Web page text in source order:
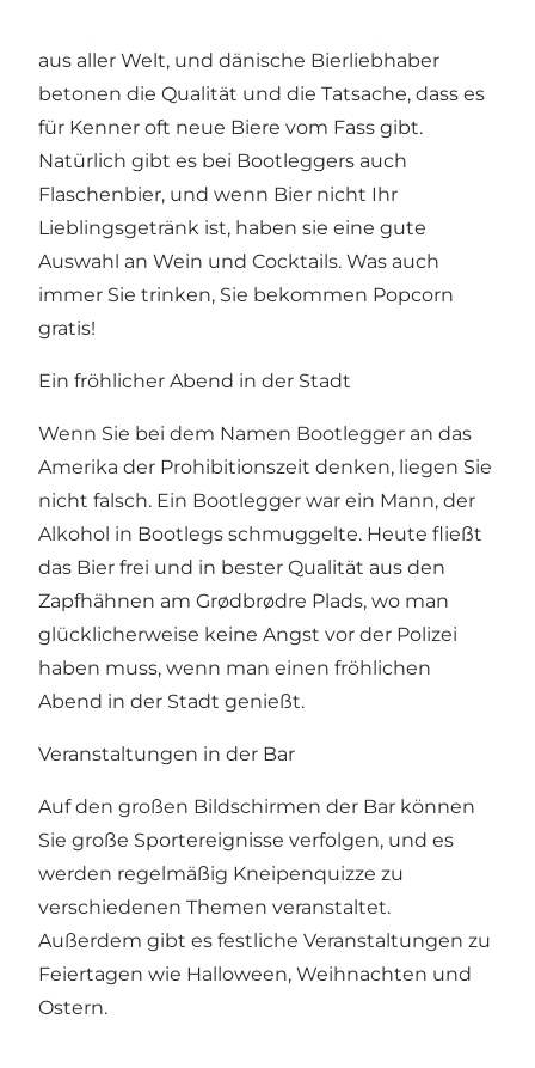
aus aller Welt, und dänische Bierliebhaber
betonen die Qualität und die Tatsache, dass es
für Kenner oft neue Biere vom Fass gibt.
Natürlich gibt es bei Bootleggers auch
Flaschenbier, und wenn Bier nicht Ihr
Lieblingsgetränk ist, haben sie eine gute
Auswahl an Wein und Cocktails. Was auch
immer Sie trinken, Sie bekommen Popcorn
gratis!
Ein fröhlicher Abend in der Stadt
Wenn Sie bei dem Namen Bootlegger an das
Amerika der Prohibitionszeit denken, liegen Sie
nicht falsch. Ein Bootlegger war ein Mann, der
Alkohol in Bootlegs schmuggelte. Heute fließt
das Bier frei und in bester Qualität aus den
Zapfhähnen am Grødbrødre Plads, wo man
glücklicherweise keine Angst vor der Polizei
haben muss, wenn man einen fröhlichen
Abend in der Stadt genießt.
Veranstaltungen in der Bar
Auf den großen Bildschirmen der Bar können
Sie große Sportereignisse verfolgen, und es
werden regelmäßig Kneipenquizze zu
verschiedenen Themen veranstaltet.
Außerdem gibt es festliche Veranstaltungen zu
Feiertagen wie Halloween, Weihnachten und
Ostern.